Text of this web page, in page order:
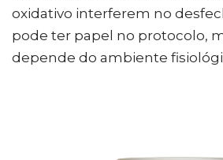
oxidativo interferem no
pode ter papel no protocolo,
depende do ambiente